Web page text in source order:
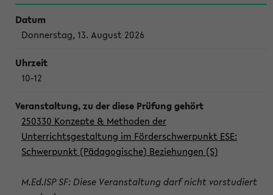
Donnerstag, 13. August 2026
10-12
250330 Konzepte & Methoden der
Unterrichtsgestaltung im Förderschwerpunkt ESE:
Schwerpunkt (Pädagogische) Beziehungen (S)
M.Ed.ISP SF: Diese Veranstaltung darf nicht vorstudiert